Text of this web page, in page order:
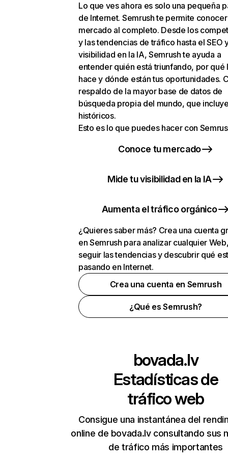
Lo que ves ahora es solo una pequeña
de Internet. Semrush te permite
mercado al completo. Desde los
y las tendencias de tráfico hasta el SEO
visibilidad en la IA, Semrush te ayuda a
entender quién está triunfando, por qué
hace y dónde están tus oportunidades.
respaldo de la mayor base de datos de
búsqueda propia del mundo, que
históricos.
Esto es lo que puedes hacer con
Conoce tu mercado
Mide tu visibilidad en la IA
Aumenta el tráfico orgánico
¿Quieres saber más? Crea una cuenta
en Semrush para analizar cualquier
seguir las tendencias y descubrir qué
pasando en Internet.
Crea una cuenta en Semrush
¿Qué es Semrush?
bovada.lv
Estadísticas de
tráfico web
Consigue una instantánea del
online de bovada.lv consultando sus
de tráfico más importantes